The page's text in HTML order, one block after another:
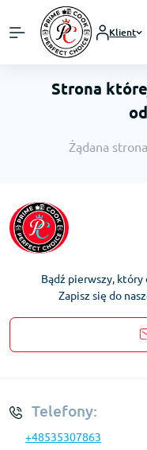
Klient
Strona
Żądana
Bądź pierwszy,
Zapisz się do
Telefony:
+48535307863